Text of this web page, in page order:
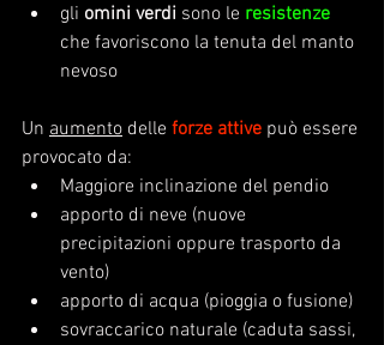
gli omini verdi sono le resistenze
che favoriscono la tenuta del manto
nevoso
Un aumento delle forze attive può essere
provocato da:
Maggiore inclinazione del pendio
apporto di neve (nuove
precipitazioni oppure trasporto da
vento)
apporto di acqua (pioggia o fusione)
sovraccarico naturale (caduta sassi,